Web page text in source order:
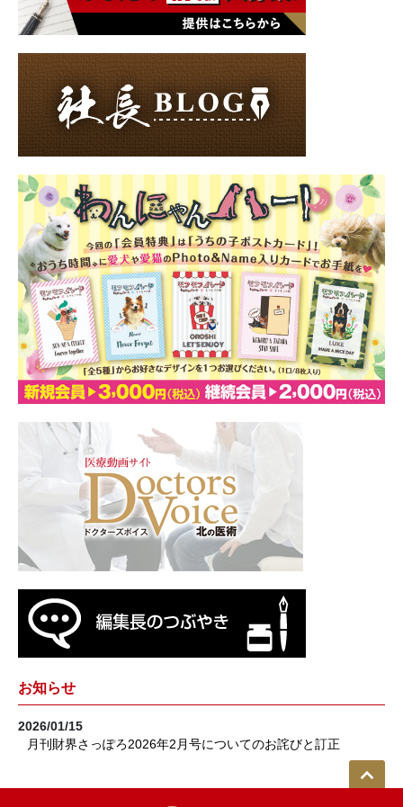
お知らせ
2026/01/15
月刊財界さっぽろ2026年2月号についてのお詫びと訂正